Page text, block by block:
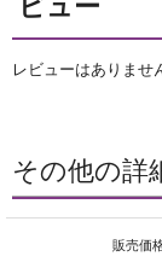
ビュー
レビューはありませ
その他の詳
販売価